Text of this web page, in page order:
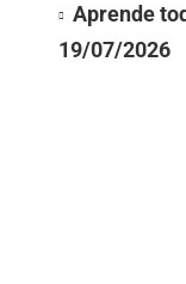
Aprende
19/07/2026